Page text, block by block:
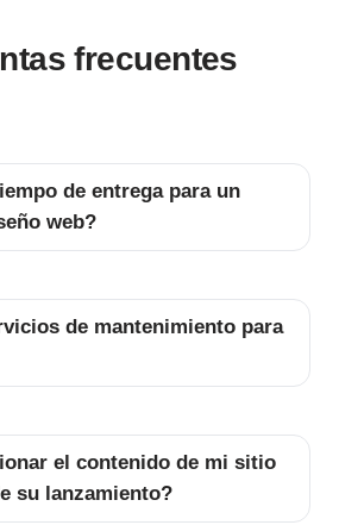
frecuentes
de entrega para un
web?
de mantenimiento para
el contenido de mi sitio
su lanzamiento?